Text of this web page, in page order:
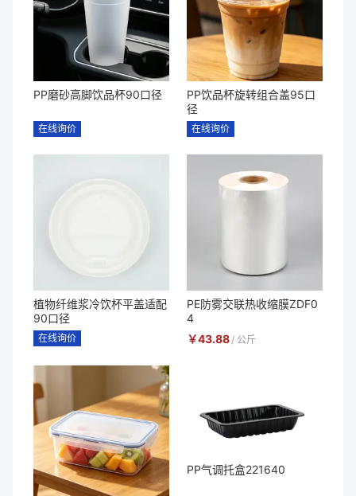
PP磨砂高脚饮品杯90口径
在线询价
PP饮品杯旋转组合盖95口
径
在线询价
植物纤维浆冷饮杯平盖适配
90口径
在线询价
PE防雾交联热收缩膜ZDF0
4
￥43.88 / 公斤
PP气调托盒221640